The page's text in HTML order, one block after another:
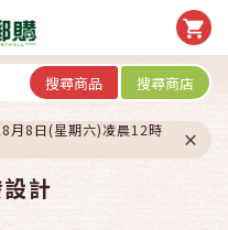
搜尋商品 搜尋商店
月8日(星期六)凌晨12時
計